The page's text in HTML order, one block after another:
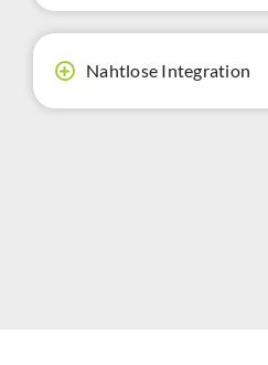
Nahtlose Integration